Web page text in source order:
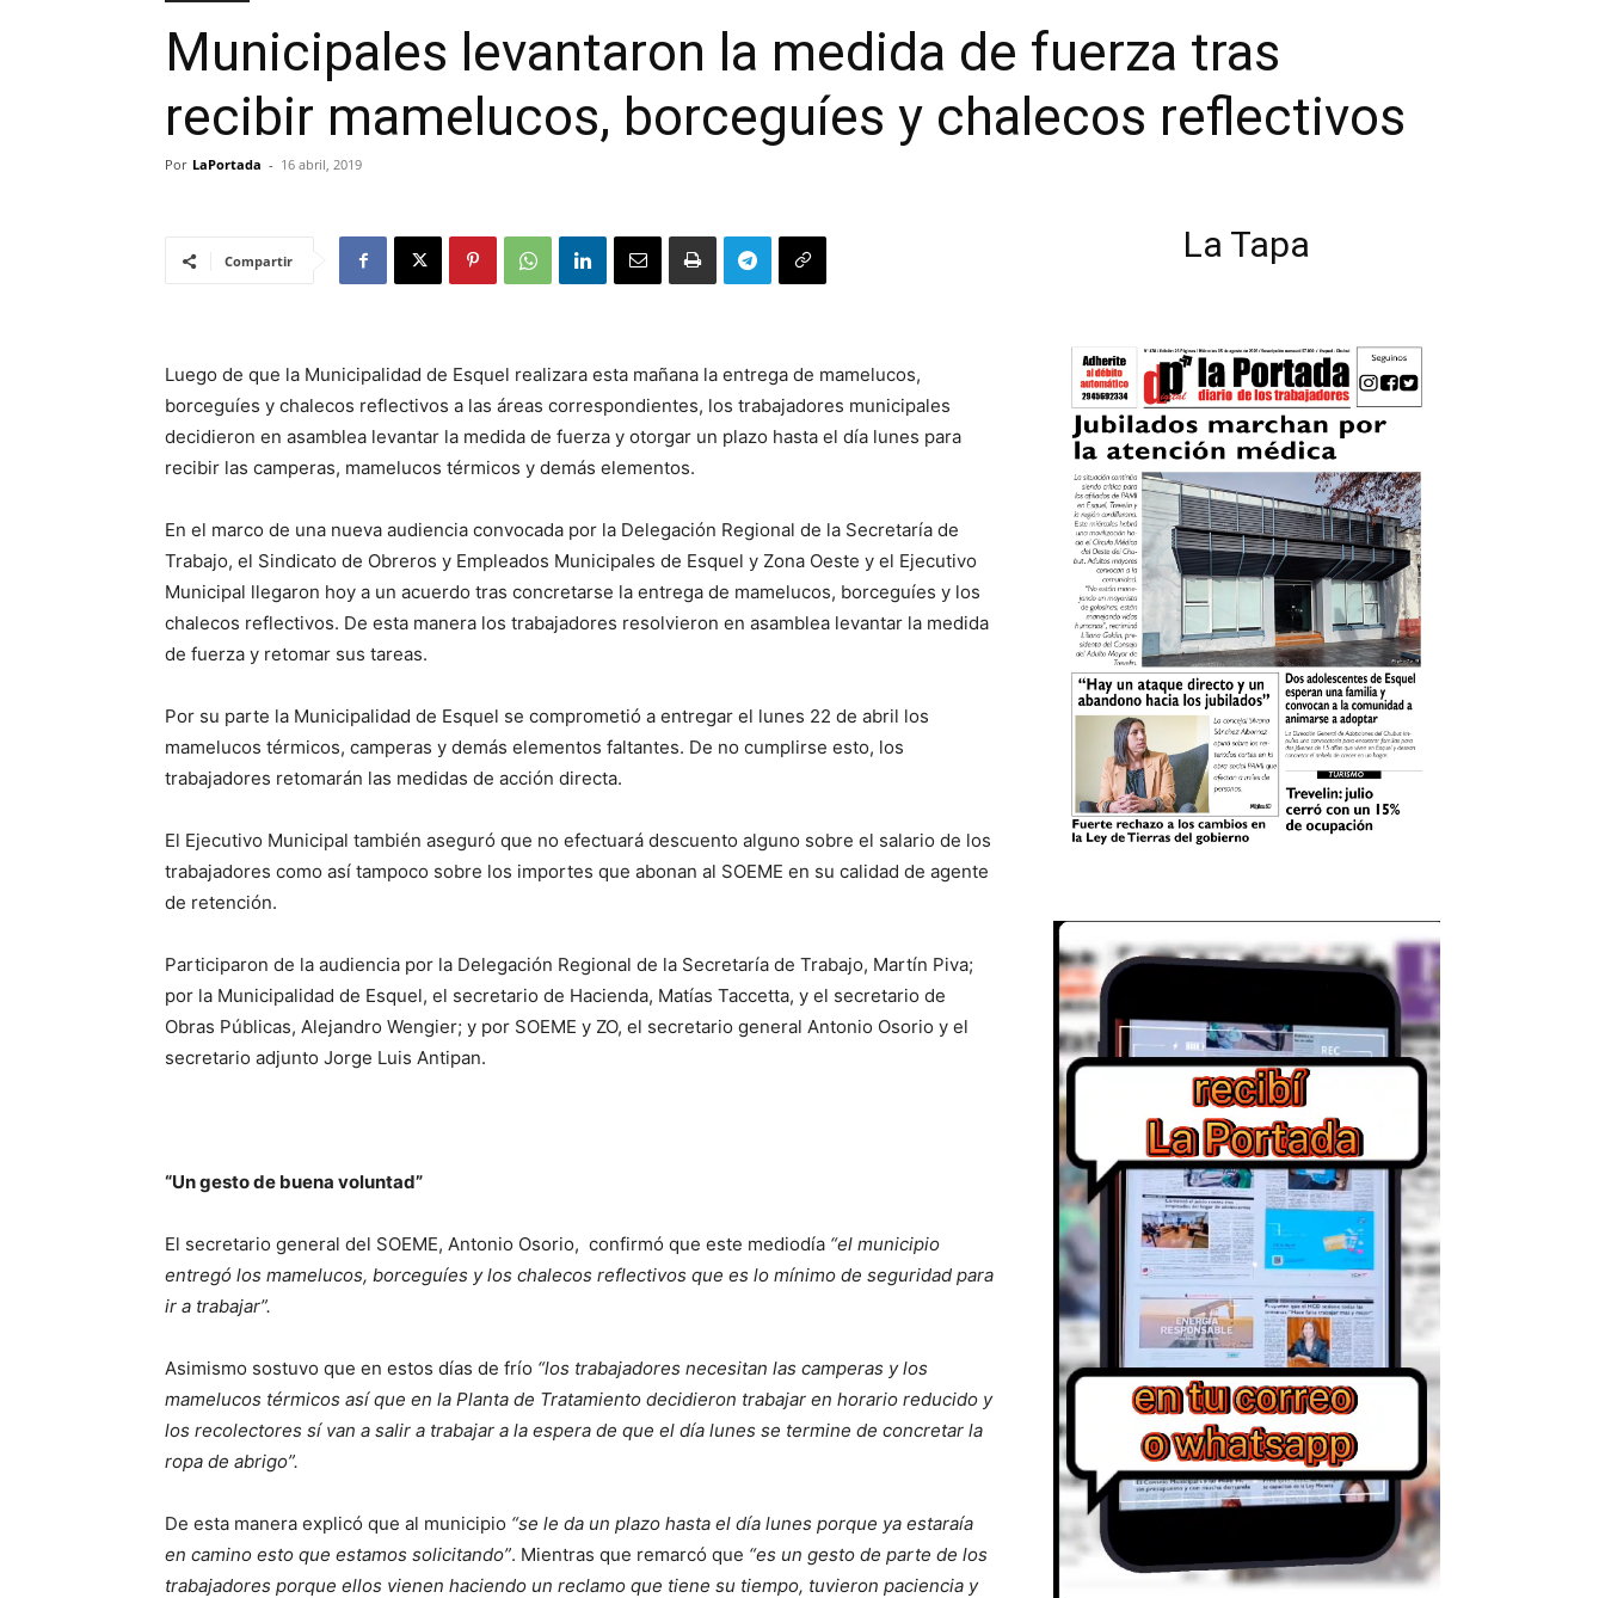
Municipales levantaron la medida de fuerza tras
recibir mamelucos, borceguíes y chalecos reflectivos
Por LaPortada - 16 abril, 2019
Compartir
Luego de que la Municipalidad de Esquel realizara esta mañana la entrega de mamelucos,
borceguíes y chalecos reflectivos a las áreas correspondientes, los trabajadores municipales
decidieron en asamblea levantar la medida de fuerza y otorgar un plazo hasta el día lunes para
recibir las camperas, mamelucos térmicos y demás elementos.
En el marco de una nueva audiencia convocada por la Delegación Regional de la Secretaría de
Trabajo, el Sindicato de Obreros y Empleados Municipales de Esquel y Zona Oeste y el Ejecutivo
Municipal llegaron hoy a un acuerdo tras concretarse la entrega de mamelucos, borceguíes y los
chalecos reflectivos. De esta manera los trabajadores resolvieron en asamblea levantar la medida
de fuerza y retomar sus tareas.
Por su parte la Municipalidad de Esquel se comprometió a entregar el lunes 22 de abril los
mamelucos térmicos, camperas y demás elementos faltantes. De no cumplirse esto, los
trabajadores retomarán las medidas de acción directa.
El Ejecutivo Municipal también aseguró que no efectuará descuento alguno sobre el salario de los
trabajadores como así tampoco sobre los importes que abonan al SOEME en su calidad de agente
de retención.
Participaron de la audiencia por la Delegación Regional de la Secretaría de Trabajo, Martín Piva;
por la Municipalidad de Esquel, el secretario de Hacienda, Matías Taccetta, y el secretario de
Obras Públicas, Alejandro Wengier; y por SOEME y ZO, el secretario general Antonio Osorio y el
secretario adjunto Jorge Luis Antipan.
“Un gesto de buena voluntad”
El secretario general del SOEME, Antonio Osorio, confirmó que este mediodía “el municipio
entregó los mamelucos, borceguíes y los chalecos reflectivos que es lo mínimo de seguridad para
ir a trabajar”.
Asimismo sostuvo que en estos días de frío “los trabajadores necesitan las camperas y los
mamelucos térmicos así que en la Planta de Tratamiento decidieron trabajar en horario reducido y
los recolectores sí van a salir a trabajar a la espera de que el día lunes se termine de concretar la
ropa de abrigo”.
De esta manera explicó que al municipio “se le da un plazo hasta el día lunes porque ya estaraía
en camino esto que estamos solicitando”. Mientras que remarcó que “es un gesto de parte de los
trabajadores porque ellos vienen haciendo un reclamo que tiene su tiempo, tuvieron paciencia y
La Tapa